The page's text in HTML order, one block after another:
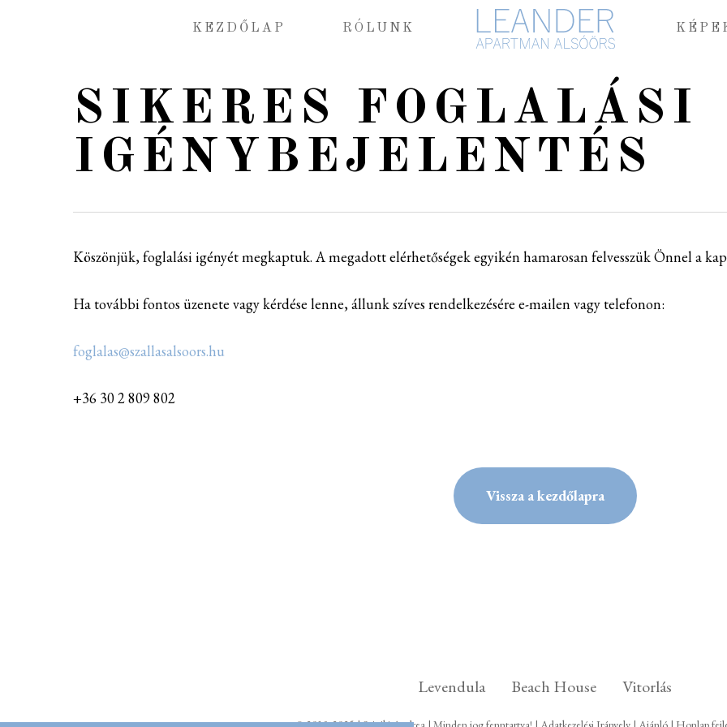
KEZDŐLAP RÓLUNK
SIKERES FOGLALÁSI
IGÉNYBEJELENTÉS
Köszönjük, foglalási igényét megkaptuk. A megadott elérhetőségek egyikén hamarosan felvesszük Önnel a
Ha további fontos üzenete vagy kérdése lenne, állunk szíves rendelkezésére e-mailen vagy telefonon:
foglalas@szallasalsoors.hu
+36 30 2 809 802
Vissza a kezdőlapra
Levendula Beach House Vitorlás